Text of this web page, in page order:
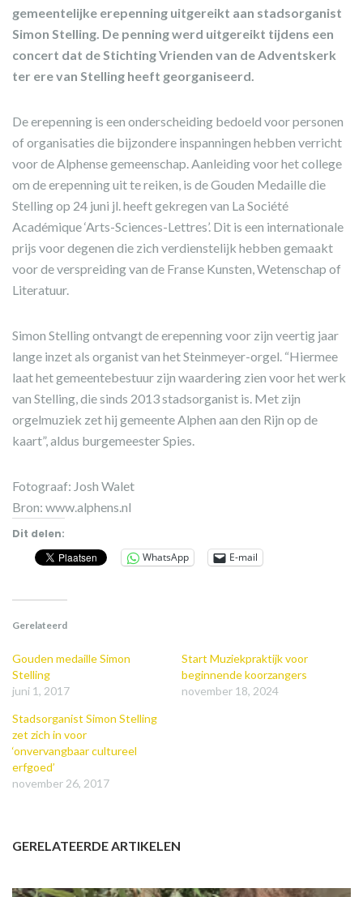
gemeentelijke erepenning uitgereikt aan stadsorganist
Simon Stelling. De penning werd uitgereikt tijdens een
concert dat de Stichting Vrienden van de Adventskerk
ter ere van Stelling heeft georganiseerd.
De erepenning is een onderscheiding bedoeld voor personen
of organisaties die bijzondere inspanningen hebben verricht
voor de Alphense gemeenschap. Aanleiding voor het college
om de erepenning uit te reiken, is de Gouden Medaille die
Stelling op 24 juni jl. heeft gekregen van La Société
Académique ‘Arts-Sciences-Lettres’. Dit is een internationale
prijs voor degenen die zich verdienstelijk hebben gemaakt
voor de verspreiding van de Franse Kunsten, Wetenschap of
Literatuur.
Simon Stelling ontvangt de erepenning voor zijn veertig jaar
lange inzet als organist van het Steinmeyer-orgel. “Hiermee
laat het gemeentebestuur zijn waardering zien voor het werk
van Stelling, die sinds 2013 stadsorganist is. Met zijn
orgelmuziek zet hij gemeente Alphen aan den Rijn op de
kaart”, aldus burgemeester Spies.
Fotograaf: Josh Walet
Bron: www.alphens.nl
Dit delen:
WhatsApp
E-mail
Gerelateerd
Gouden medaille Simon
Stelling
juni 1, 2017
Start Muziekpraktijk voor
beginnende koorzangers
november 18, 2024
Stadsorganist Simon Stelling
zet zich in voor
‘onvervangbaar cultureel
erfgoed’
november 26, 2017
GERELATEERDE ARTIKELEN